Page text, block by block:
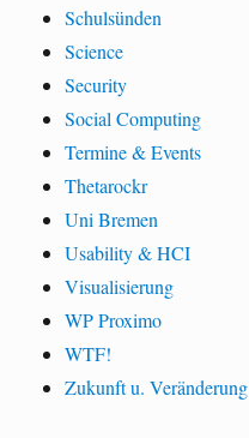
Schulsünden
Science
Security
Social Computing
Termine & Events
Thetarockr
Uni Bremen
Usability & HCI
Visualisierung
WP Proximo
WTF!
Zukunft u. Veränderung